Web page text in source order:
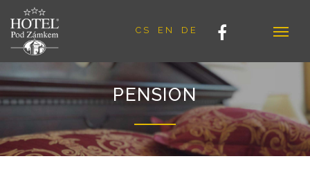
CS EN DE
PENSION